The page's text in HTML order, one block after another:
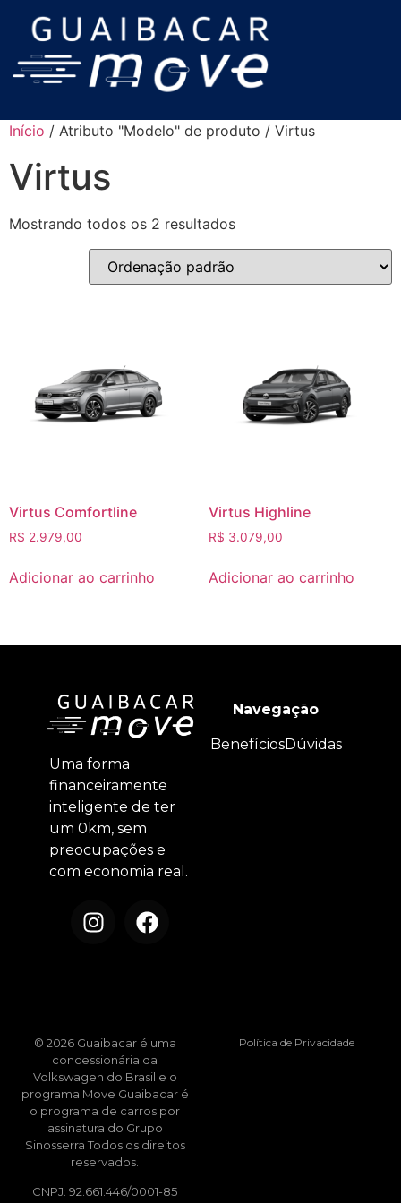
Início / Atributo "Modelo" de produto / Virtus
Virtus
Mostrando todos os 2 resultados
Virtus Comfortline
R$ 2.979,00
Adicionar ao carrinho
Virtus Highline
R$ 3.079,00
Adicionar ao carrinho
Uma forma
financeiramente
inteligente de ter
um 0km, sem
preocupações e
com economia real.
Navegação
BenefíciosDúvidas
© 2026 Guaibacar é uma
concessionária da
Volkswagen do Brasil e o
programa Move Guaibacar é
o programa de carros por
assinatura do Grupo
Sinosserra Todos os direitos
reservados.
CNPJ: 92.661.446/0001-85
Política de Privacidade